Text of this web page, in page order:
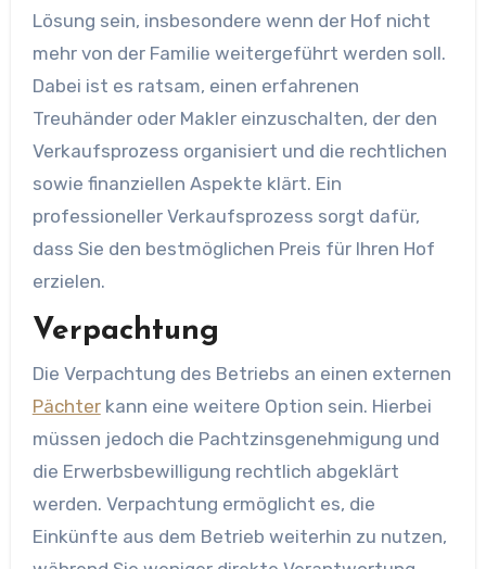
Lösung sein, insbesondere wenn der Hof nicht
mehr von der Familie weitergeführt werden soll.
Dabei ist es ratsam, einen erfahrenen
Treuhänder oder Makler einzuschalten, der den
Verkaufsprozess organisiert und die rechtlichen
sowie finanziellen Aspekte klärt. Ein
professioneller Verkaufsprozess sorgt dafür,
dass Sie den bestmöglichen Preis für Ihren Hof
erzielen.
Verpachtung
Die Verpachtung des Betriebs an einen externen
Pächterkann eine weitere Option sein. Hierbei
müssen jedoch die Pachtzinsgenehmigung und
die Erwerbsbewilligung rechtlich abgeklärt
werden. Verpachtung ermöglicht es, die
Einkünfte aus dem Betrieb weiterhin zu nutzen,